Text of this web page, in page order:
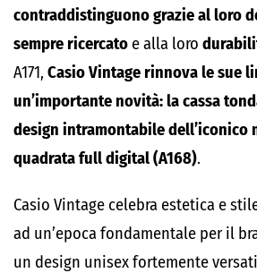
contraddistinguono grazie al loro
sempre ricercato e alla loro
A171, Casio Vintage rinnova le sue
un’importante novità: la cassa
design intramontabile dell’iconico
quadrata full digital (A168).
Casio Vintage celebra estetica e
ad un’epoca fondamentale per il
un design unisex fortemente